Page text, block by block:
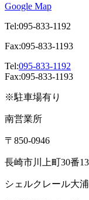
Google Map
Tel:095-833-1192
Fax:095-833-1193
Tel:095-833-1192
Fax:095-833-1193
※駐車場有り
南営業所
〒850-0946
長崎市川上町30番
シェルクレール大